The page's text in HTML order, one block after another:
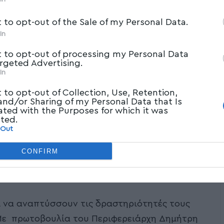
to opt-out of the Sale of my Personal Data.
to opt-out of processing my Personal Data
Advertising.
to opt-out of Collection, Use, Retention,
or Sharing of my Personal Data that Is
with the Purposes for which it was
CONFIRM
αναπτύσσουν τις δραστηριότητές τους
πρωτοβουλία του Περιφερειάρχη Δημήτρη